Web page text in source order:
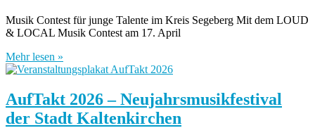
Musik Contest für junge Talente im Kreis Segeberg Mit dem LOUD
& LOCAL Musik Contest am 17. April
Mehr lesen »
AufTakt 2026 – Neujahrsmusikfestival
der Stadt Kaltenkirchen